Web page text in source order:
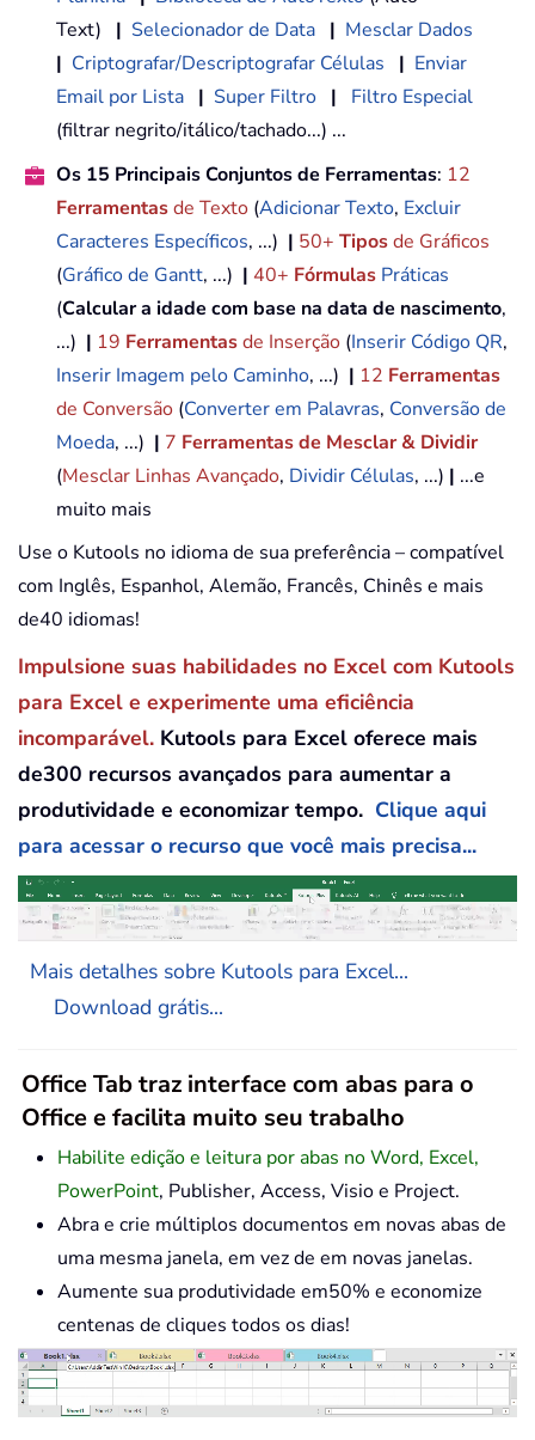
Text) | Selecionador de Data | Mesclar Dados
| Criptografar/Descriptografar Células | Enviar
Email por Lista | Super Filtro |
Filtro Especial
(filtrar negrito/itálico/tachado...) ...
Os 15 Principais Conjuntos de Ferramentas: 12
Ferramentasde Texto (Adicionar Texto, Excluir
Caracteres Específicos, ...) | 50+ Tiposde Gráficos
(Gráfico de Gantt, ...) | 40+ Fórmulas Práticas
(Calcular a idade com base na data de nascimento,
...) | 19 Ferramentasde Inserção (Inserir Código QR,
Inserir Imagem pelo Caminho, ...) | 12 Ferramentas
de Conversão (Converter em Palavras, Conversão de
Moeda, ...) | 7 Ferramentas de Mesclar & Dividir
(Mesclar Linhas Avançado, Dividir Células, ...) | ...e
muito mais
Use o Kutools no idioma de sua preferência – compatível
com Inglês, Espanhol, Alemão, Francês, Chinês e mais
de40 idiomas!
Impulsione suas habilidades no Excel com Kutools
para Excel e experimente uma eficiência
incomparável. Kutools para Excel oferece mais
de300 recursos avançados para aumentar a
produtividade e economizar tempo. Clique aqui
para acessar o recurso que você mais precisa...
Mais detalhes sobre Kutools para Excel...
Download grátis...
Office Tab traz interface com abas para o
Office e facilita muito seu trabalho
Habilite edição e leitura por abas no Word, Excel,
PowerPoint, Publisher, Access, Visio e Project.
Abra e crie múltiplos documentos em novas abas de
uma mesma janela, em vez de em novas janelas.
Aumente sua produtividade em50% e economize
centenas de cliques todos os dias!